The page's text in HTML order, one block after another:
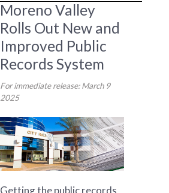
Moreno Valley
Rolls Out New and
Improved Public
Records System
For immediate release: March 9
2025
Getting the public records